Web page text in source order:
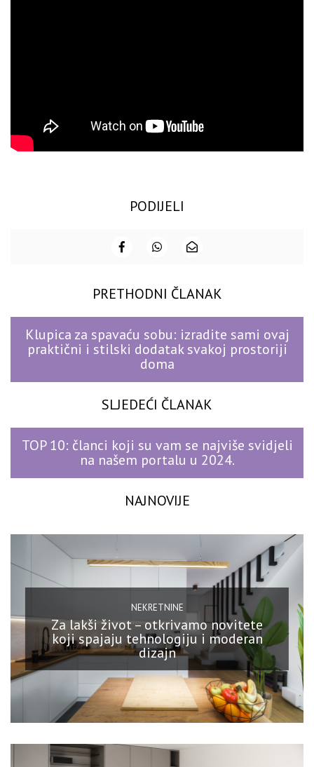
PODIJELI
PRETHODNI ČLANAK
Klupica za spavaću sobu: izradite sami ovaj
praktični i stilski dodatak svakoj prostoriji
doma
SLJEDEĆI ČLANAK
TOP 10: članci koji su vam se najviše svidjeli
na našem portalu u 2024.
NAJNOVIJE
NEKRETNINE
Za lakši život – otkrivamo novitete
koji spajaju tehnologiju i moderan
dizajn